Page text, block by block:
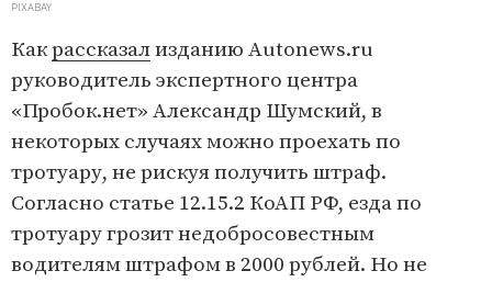
PIXABAY
Какрассказализданию Autonews.ru
руководитель экспертного центра
«Пробок.нет» Александр Шумский, в
некоторых случаях можно проехать по
тротуару, не рискуя получить штраф.
Согласно статье 12.15.2 КоАП РФ, езда по
тротуару грозит недобросовестным
водителям штрафом в 2000 рублей. Но не